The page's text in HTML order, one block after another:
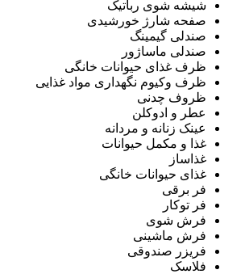
شیشه شوی رباتیک
صفحه شارژ خورشیدی
صندلی گیمینگ
صندلی ماساژور
ظرف غذای حیوانات خانگی
ظرف وکیوم نگهداری مواد غذایی
ظروف چدنی
عطر و ادوکلن
عینک زنانه و مردانه
غذا و مکمل حیوانات
غذاساز
غذای حیوانات خانگی
فر برقی
فر توکار
فرش شوی
فرش ماشینی
فریزر صندوقی
فلاسک